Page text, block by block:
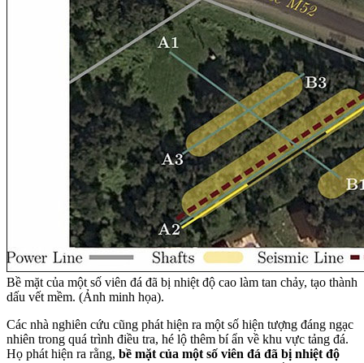
Bề mặt của một số viên đá đã bị nhiệt độ cao làm tan chảy, tạo thành
dấu vết mềm. (Ảnh minh họa).
Các nhà nghiên cứu cũng phát hiện ra một số hiện tượng đáng ngạc
nhiên trong quá trình điều tra, hé lộ thêm bí ẩn về khu vực tảng đá.
Họ phát hiện ra rằng, bề mặt của một số viên đá đã bị nhiệt độ